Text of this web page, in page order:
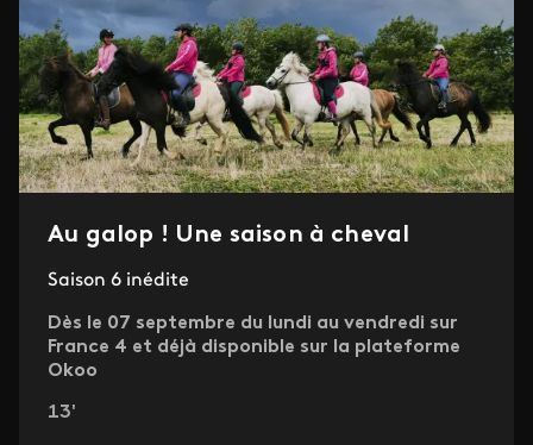
Au galop ! Une saison à cheval
Saison 6 inédite
Dès le 07 septembre du lundi au vendredi sur
France 4 et déjà disponible sur la plateforme
Okoo
13'